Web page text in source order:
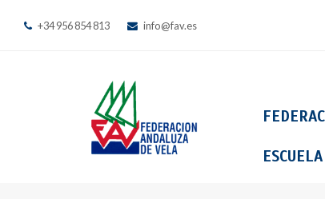
+34 956 854 813 info@fav.es